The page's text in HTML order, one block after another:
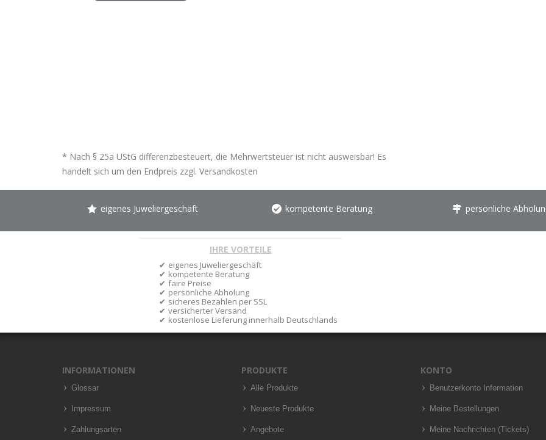
* Nach § 25a UStG differenzbesteuert, die Mehrwertsteuer ist nicht ausweisbar! Es
handelt sich um den Endpreis zzgl. Versandkosten
eigenes Juweliergeschäft kompetente Beratung persönliche
IHRE VORTEILE
eigenes Juweliergeschäft
kompetente Beratung
faire Preise
persönliche Abholung
sicheres Bezahlen per SSL
versicherter Versand
kostenlose Lieferung innerhalb Deutschlands
INFORMATIONEN
Glossar
Impressum
Zahlungsarten
PRODUKTE
Alle Produkte
Neueste Produkte
Angebote
KONTO
Benutzerkonto Information
Meine Bestellungen
Meine Nachrichten (Tickets)